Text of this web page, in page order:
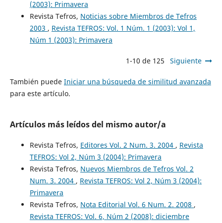
(2003): Primavera
Revista Tefros, Noticias sobre Miembros de Tefros
2003 , Revista TEFROS: Vol. 1 Núm. 1 (2003): Vol 1,
Núm 1 (2003): Primavera
1-10 de 125 Siguiente
También puede Iniciar una búsqueda de similitud avanzada
para este artículo.
Artículos más leídos del mismo autor/a
Revista Tefros, Editores Vol. 2 Num. 3. 2004 , Revista
TEFROS: Vol 2, Núm 3 (2004): Primavera
Revista Tefros, Nuevos Miembros de Tefros Vol. 2
Num. 3. 2004 , Revista TEFROS: Vol 2, Núm 3 (2004):
Primavera
Revista Tefros, Nota Editorial Vol. 6 Num. 2. 2008 ,
Revista TEFROS: Vol. 6, Núm 2 (2008): diciembre